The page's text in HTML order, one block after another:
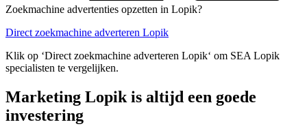
Zoekmachine advertenties opzetten in Lopik?
Direct zoekmachine adverteren Lopik
Klik op ‘Direct zoekmachine adverteren Lopik‘ om SEA Lopik
specialisten te vergelijken.
Marketing Lopik is altijd een goede
investering